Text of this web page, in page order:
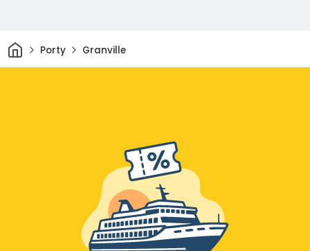
DomPorty Granville